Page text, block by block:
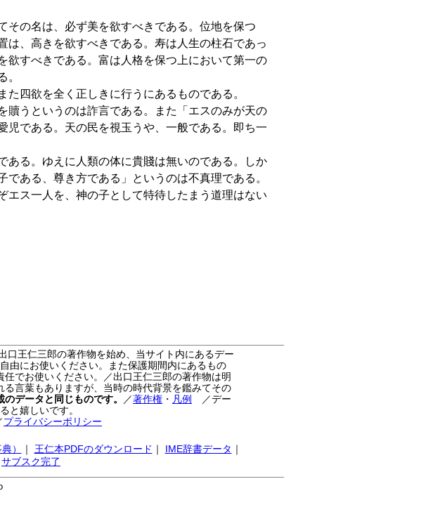
の名は、必ず美を欲すべきである。位地を保つ
、高きを欲すべきである。寿は人生の柱石であっ
欲すべきである。富は人格を保つ上において第一の
。
四欲を全く正しきに行うにあるものである。
うというのは詐言である。また「エスのみが天の
である。天の民を視玉うや、一般である。即ち一
る。ゆえに人類の体に貴賤は無いのである。しか
ある、尊き方である」というのは不真理である。
ス一人を、神の子として特待したまう道理はない
口王仁三郎の著作物を始め、当サイト内にあるデー
由にお使いください。また保護期間内にあるもの
でお使いください。／出口王仁三郎の著作物は明
言葉もありますが、当時の時代背景を鑑みてその
データと同じものです。 ／著作権 ・ 凡例
／デー
と嬉しいです。
プライバシーポリシー
） ｜ 王仁本PDFのダウンロード ｜ IME辞書データ ｜
サブスク完了